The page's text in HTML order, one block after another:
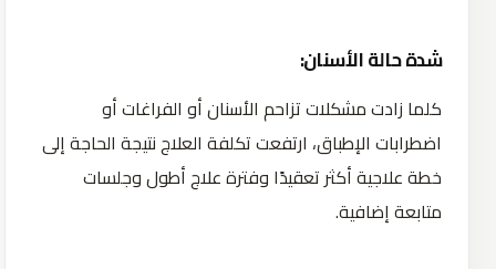
شدة حالة الأسنان:
كلما زادت مشكلات تزاحم الأسنان أو الفراغات أو
اضطرابات الإطباق، ارتفعت تكلفة العلاج نتيجة الحاجة إلى
خطة علاجية أكثر تعقيدًا وفترة علاج أطول وجلسات
متابعة إضافية.